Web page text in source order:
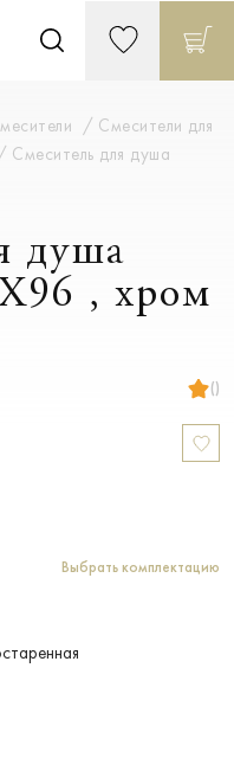
Смесители для
Смеситель для душа
душа
, хром
()
Выбрать комплектацию